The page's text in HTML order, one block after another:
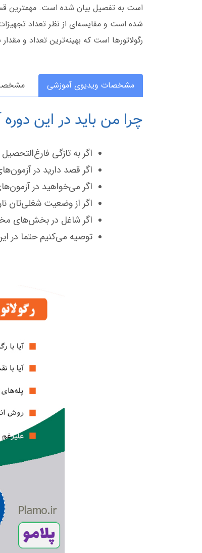
است به تفصیل بیان شده است. مهمترین
شده است و مقایسه‌ای از نظر تعداد
رگولاتورها است که بهینه‌ترین تعداد و
مشخصات ویدیوی آموزشی
چرا من باید در این
اگر به تازگی
اگر قصد دارید در
اگر می‌خواهید در
اگر از وضعیت شغلی‌تان
اگر شاغل در بخش‌های
توصیه می‌کنیم حتما در